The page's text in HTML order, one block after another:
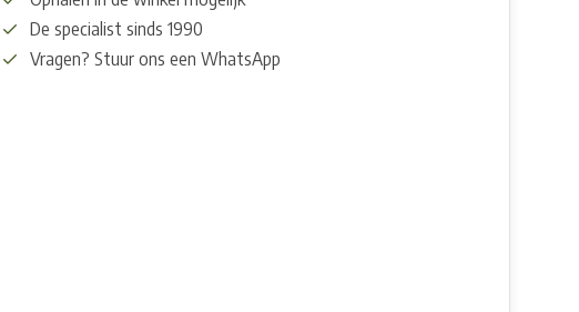
De specialist sinds 1990
Vragen? Stuur ons een WhatsApp